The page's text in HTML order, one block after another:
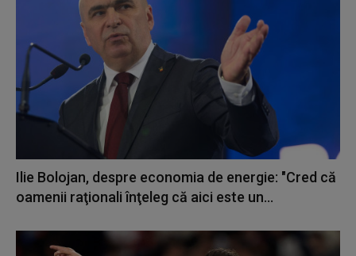
Ilie Bolojan, despre economia de energie: "Cred că
oamenii raţionali înţeleg că aici este un...